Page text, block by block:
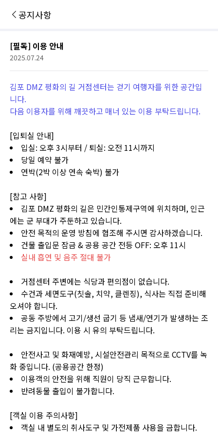
공지사항
[필독] 이용 안내
2025.07.24
김포 DMZ 평화의 길 거점센터는 걷기 여행자를 위한 공간입
니다.
다음 이용자를 위해 깨끗하고 매너 있는 이용 부탁드립니다.
[입퇴실 안내]
입실: 오후 3시부터 / 퇴실: 오전 11시까지
당일 예약 불가
연박(2박 이상 연속 숙박) 불가
[참고 사항]
김포 DMZ 평화의 길은 민간인통제구역에 위치하며, 인근
에는 군 부대가 주둔하고 있습니다.
안전 목적의 운영 방침에 협조해 주시면 감사하겠습니다.
건물 출입문 잠금 & 공용 공간 전등 OFF: 오후 11시
실내 흡연 및 음주 절대 불가
거점센터 주변에는 식당과 편의점이 없습니다.
수건과 세면도구(칫솔, 치약, 클렌징), 식사는 직접 준비해
오셔야 합니다.
공동 주방에서 고기/생선 굽기 등 냄새/연기가 발생하는 조
리는 금지입니다. 이용 시 유의 부탁드립니다.
안전사고 및 화재예방, 시설안전관리 목적으로 CCTV를 녹
화 중입니다. (공용공간 한정)
이용객의 안전을 위해 직원이 당직 근무합니다.
반려동물 출입이 불가합니다.
[객실 이용 주의사항]
객실 내 별도의 취사도구 및 가전제품 사용을 금합니다.